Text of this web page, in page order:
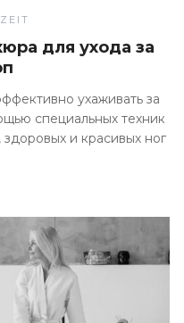
для ухода за
ухаживать за
специальных техник
и красивых ног